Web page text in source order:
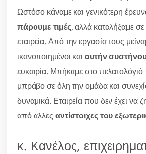
Ωστόσο κάναμε και γενικότερη
πάρουμε τιμές, αλλά καταλήξαμε
εταιρεία. Από την εργασία τους
ικανοποιημένοι και αυτήν
ευκαιρία. Μπήκαμε στο
μπράβο σε όλη την ομάδα και
δυναμικά. Εταιρεία που δεν έχει να
από άλλες αντίστοιχες του
κ. Κανέλος,